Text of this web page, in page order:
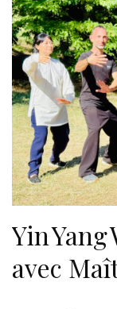
Yin
avec